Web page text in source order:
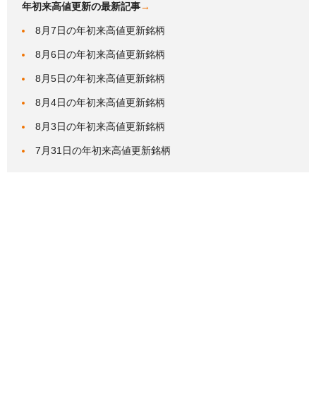
年初来高値更新の最新記事→
8月7日の年初来高値更新銘柄
8月6日の年初来高値更新銘柄
8月5日の年初来高値更新銘柄
8月4日の年初来高値更新銘柄
8月3日の年初来高値更新銘柄
7月31日の年初来高値更新銘柄